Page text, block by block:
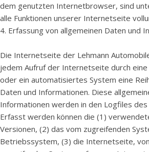
dem genutzten Internetbrowser, sind
alle Funktionen unserer Internetseite
4. Erfassung von allgemeinen Daten und
Die Internetseite der Lehmann
jedem Aufruf der Internetseite durch
oder ein automatisiertes System eine
Daten und Informationen. Diese
Informationen werden in den Logfiles
Erfasst werden können die (1)
Versionen, (2) das vom zugreifenden
Betriebssystem, (3) die Internetseite,